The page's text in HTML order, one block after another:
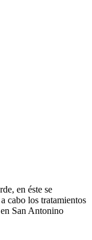
en éste se
cabo los tratamientos
San Antonino